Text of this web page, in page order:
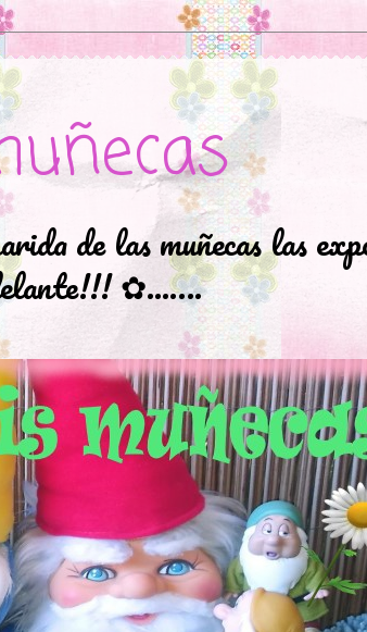
de las muñecas las
✿...….